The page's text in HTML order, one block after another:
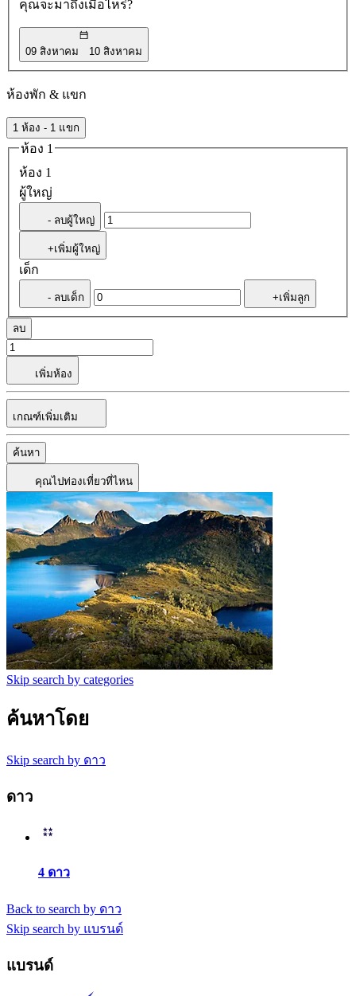
คุณจะมาถึงเมื่อไหร่?
09 สิงหาคม 10 สิงหาคม
ห้องพัก & แขก
1 ห้อง - 1 แขก
ห้อง 1
ห้อง 1
ผู้ใหญ่
- ลบผู้ใหญ่
+เพิ่มผู้ใหญ่
เด็ก
- ลบเด็ก +เพิ่มลูก
ลบ
เพิ่มห้อง
เกณฑ์เพิ่มเติม
ค้นหา
คุณไปท่องเที่ยวที่ไหน
Skip search by categories
ค้นหาโดย
Skip search by ดาว
ดาว
4 ดาว
Back to search by ดาว
Skip search by แบรนด์
แบรนด์